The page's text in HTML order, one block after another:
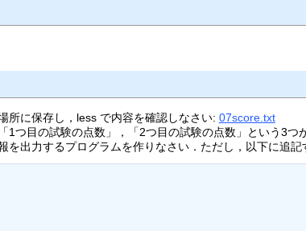
所に保存し，less で内容を確認しなさい: 07score.txt
1つ目の試験の点数」，「2つ目の試験の点数」という3
を出力するプログラムを作りなさい．ただし，以下に追